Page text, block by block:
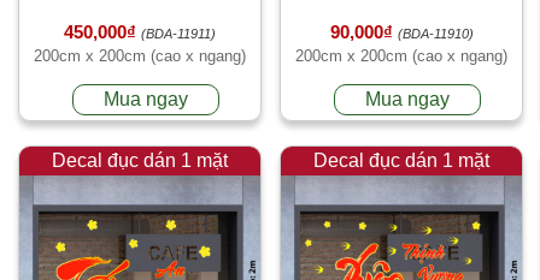
450,000₫ (BDA-11911)
200cm x 200cm (cao x ngang)
Mua ngay
90,000₫ (BDA-11910)
200cm x 200cm (cao x ngang)
Mua ngay
Decal đục dán 1 mặt Decal đục dán 1 mặt